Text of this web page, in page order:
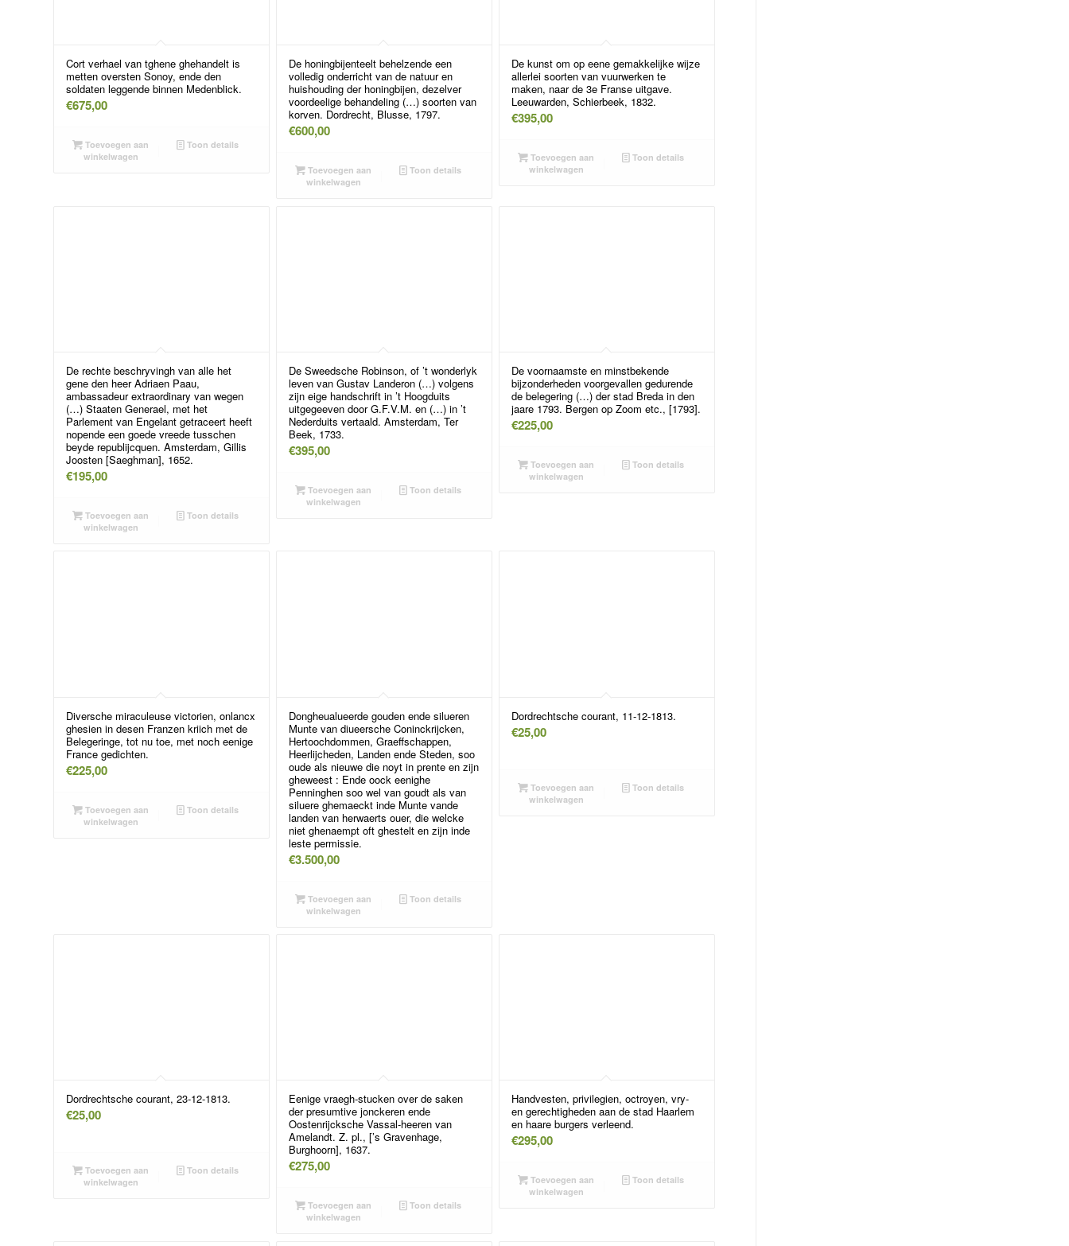
Cort verhael van tghene ghehandelt is
metten oversten Sonoy, ende den
soldaten leggende binnen Medenblick.
€675,00
Toevoegen aan
winkelwagen
Toon details
De honingbijenteelt behelzende een
volledig onderricht van de natuur en
huishouding der honingbijen, dezelver
voordeelige behandeling (…) soorten van
korven. Dordrecht, Blusse, 1797.
€600,00
Toevoegen aan
winkelwagen
Toon details
De kunst om op eene gemakkelijke wijze
allerlei soorten van vuurwerken te
maken, naar de 3e Franse uitgave.
Leeuwarden, Schierbeek, 1832.
€395,00
Toevoegen aan
winkelwagen
Toon details
De rechte beschryvingh van alle het
gene den heer Adriaen Paau,
ambassadeur extraordinary van wegen
(…) Staaten Generael, met het
Parlement van Engelant getraceert heeft
nopende een goede vreede tusschen
beyde republijcquen. Amsterdam, Gillis
Joosten [Saeghman], 1652.
€195,00
Toevoegen aan
winkelwagen
Toon details
De Sweedsche Robinson, of ’t wonderlyk
leven van Gustav Landeron (…) volgens
zijn eige handschrift in ’t Hoogduits
uitgegeeven door G.F.V.M. en (…) in ’t
Nederduits vertaald. Amsterdam, Ter
Beek, 1733.
€395,00
Toevoegen aan
winkelwagen
Toon details
De voornaamste en minstbekende
bijzonderheden voorgevallen gedurende
de belegering (…) der stad Breda in den
jaare 1793. Bergen op Zoom etc., [1793].
€225,00
Toevoegen aan
winkelwagen
Toon details
Diversche miraculeuse victorien, onlancx
ghesien in desen Franzen kriich met de
Belegeringe, tot nu toe, met noch eenige
France gedichten.
€225,00
Toevoegen aan
winkelwagen
Toon details
Dongheualueerde gouden ende silueren
Munte van diueersche Coninckrijcken,
Hertoochdommen, Graeffschappen,
Heerlijcheden, Landen ende Steden, soo
oude als nieuwe die noyt in prente en zijn
gheweest : Ende oock eenighe
Penninghen soo wel van goudt als van
siluere ghemaeckt inde Munte vande
landen van herwaerts ouer, die welcke
niet ghenaempt oft ghestelt en zijn inde
leste permissie.
€3.500,00
Toevoegen aan
winkelwagen
Toon details
Dordrechtsche courant, 11-12-1813.
€25,00
Toevoegen aan
winkelwagen
Toon details
Dordrechtsche courant, 23-12-1813.
€25,00
Toevoegen aan
winkelwagen
Toon details
Eenige vraegh-stucken over de saken
der presumtive jonckeren ende
Oostenrijcksche Vassal-heeren van
Amelandt. Z. pl., [’s Gravenhage,
Burghoorn], 1637.
€275,00
Toevoegen aan
winkelwagen
Toon details
Handvesten, privilegien, octroyen, vry-
en gerechtigheden aan de stad Haarlem
en haare burgers verleend.
€295,00
Toevoegen aan
winkelwagen
Toon details